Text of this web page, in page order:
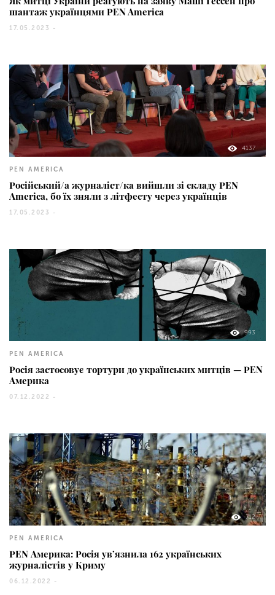
шантаж українцями PEN America
17.05.2023 -
4137
PEN AMERICA
Російський/а журналіст/ка вийшли зі складу PEN
America, бо їх зняли з літфесту через українців
17.05.2023 -
993
PEN AMERICA
Росія застосовує тортури до українських митців — PEN
Америка
07.12.2022 -
712
PEN AMERICA
PEN Америка: Росія ув’язнила 162 українських
журналістів у Криму
06.12.2022 -